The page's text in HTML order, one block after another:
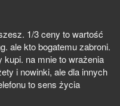
1/3 ceny to wartość
ale kto bogatemu zabroni.
kupi. na mnie to wrażenia
i nowinki, ale dla innych
to sens życia